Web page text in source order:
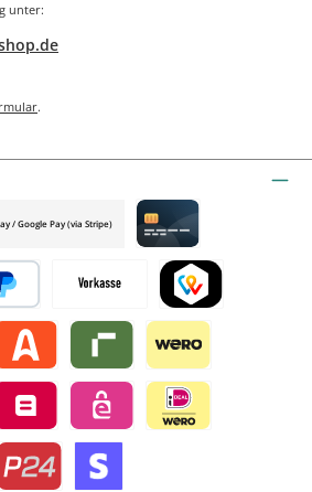
unter:
.
Vorkasse TWINT by mollie
by mollieRiverty by mollie
Wero
mollie
Belfius by mollieeps by mollie
/ Google Pay (via Stripe)
Credit card by mollie
bezahlen